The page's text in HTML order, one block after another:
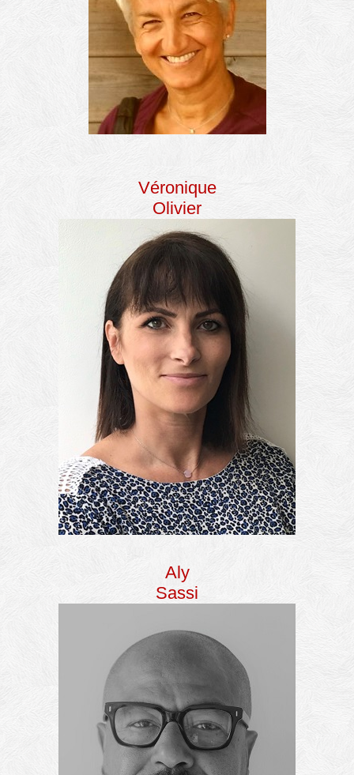
Véronique
Olivier
Aly
Sassi